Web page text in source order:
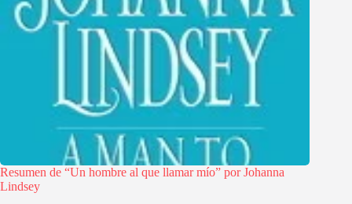
Resumen de “Un hombre al que llamar mío” por Johanna
Lindsey